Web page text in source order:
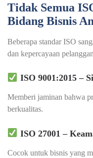
Tidak Semua
Bidang Bisnis
Beberapa standar ISO
dan kepercayaan
ISO 9001:2015 –
Memberi jaminan bahwa
berkualitas.
ISO 27001 –
Cocok untuk bisnis yang